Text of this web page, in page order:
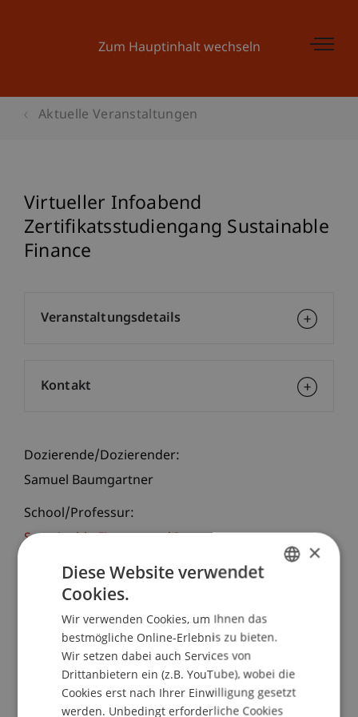
Zum Hauptinhalt wechseln
Aktuelle Veranstaltungen
Virtueller Infoabend
Zertifikatsstudiengang Sustainable
Finance
Dozierende/Dozierender:
Samuel Baumgartner
School/Professur:
Sustainable Finance und Investments
Um ein starkes soziales und wirtschaftliches
globales Gefüge zu schaffen, müssen wir
sicherstellen, dass wir auf einem soliden
Fundament aufbauen. Das bedeutet, dass wir die
Menschen mit den notwendigen Fähigkeiten und
Werkzeugen ausstatten müssen, um sie selbst
aufzubauen.
Veranstaltungsdetails
Kontakt
×
Diese Website verwendet
Cookies.
Wir verwenden Cookies, um Ihnen das
bestmögliche Online-Erlebnis zu bieten.
Wir setzen dabei auch Services von
Drittanbietern ein (z.B. YouTube), wobei die
Cookies erst nach Ihrer Einwilligung gesetzt
werden. Unbedingt erforderliche Cookies